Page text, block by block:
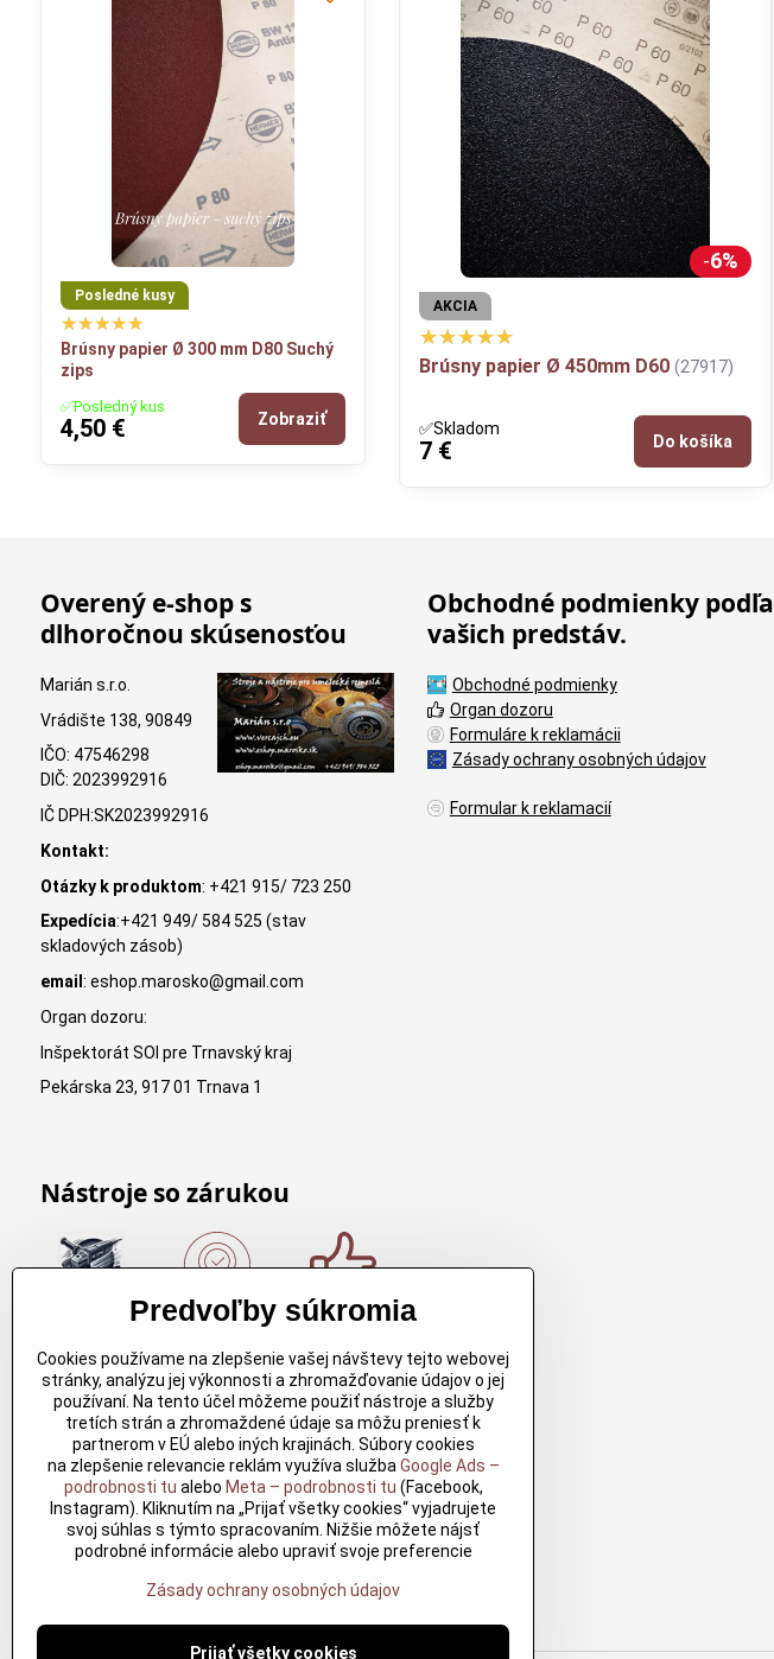
6%
AKCIA
Brúsny papier Ø 450mm D60(27917)
✅Skladom
7 € Do košíka
Posledné kusy
Brúsny papier Ø 300 mm D80 Suchý
zips
✅Posledný kus
4,50 € Zobraziť
Overený e-shop s
dlhoročnou skúsenosťou
Marián s.r.o.
Vrádište 138, 90849
IČO: 47546298
DIČ: 2023992916
IČ DPH:SK2023992916
Kontakt:
Otázky k produktom: +421 915/ 723 250
Expedícia:+421 949/ 584 525 (stav
skladových zásob)
email : eshop.marosko@gmail.com
Organ dozoru:
Inšpektorát SOI pre Trnavský kraj
Pekárska 23, 917 01 Trnava 1
Obchodné podmienky podľa
vašich predstáv.
Obchodné podmienky
Organ dozoru
Formuláre k reklamácii
Zásady ochrany osobných údajov
Formular k reklamacií
Nástroje so zárukou
Nákup nad
Nákup nad
150€ a máte
dopravu
zdarma.
Produkty
skladom do
24h. Sú
doma.
Originálne
Arbortech
Každy
produkt je
vytvoreny
pre
konkretný
účel. Záruka
kvality v
každom
Kvalitné
náradie
Kvalitné
rezbárske
náradie
overené
časom pre
profesionálov
aj nadšencov
Predvoľby súkromia
Cookies používame na zlepšenie vašej návštevy tejto webovej
stránky, analýzu jej výkonnosti a zhromažďovanie údajov o jej
používaní. Na tento účel môžeme použiť nástroje a služby
tretích strán a zhromaždené údaje sa môžu preniesť k
partnerom v EÚ alebo iných krajinách. Súbory cookies
na zlepšenie relevancie reklám využíva služba Google Ads –
podrobnosti tu alebo Meta – podrobnosti tu (Facebook,
Instagram). Kliknutím na „Prijať všetky cookies“ vyjadrujete
svoj súhlas s týmto spracovaním. Nižšie môžete nájsť
podrobné informácie alebo upraviť svoje preferencie
Zásady ochrany osobných údajov
Prijať všetky cookies